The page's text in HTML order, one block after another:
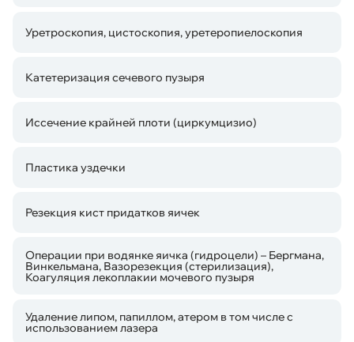
Уретроскопия, цистоскопия, уретеропиелоскопия
Катетеризация сечевого пузыря
Иссечение крайней плоти (циркумцизио)
Пластика уздечки
Резекция кист придатков яичек
Операции при водянке яичка (гидроцели) – Бергмана,
Винкельмана, Вазорезекция (стерилизация),
Коагуляция лекоплакии мочевого пузыря
Удаление липом, папиллом, атером в том числе с
использованием лазера